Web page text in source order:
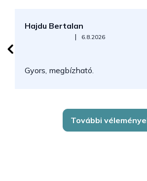
Hajdu Bertalan
Az áruház értékelése 5-ből 5 csillag.
| 6.8.2026
Gyors, megbízható.
További